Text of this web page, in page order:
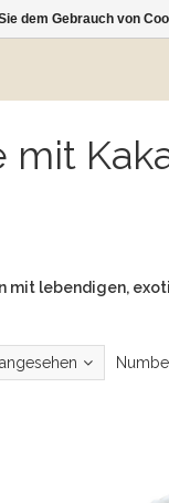
mit
lebendigen,
dem Gebrauch von